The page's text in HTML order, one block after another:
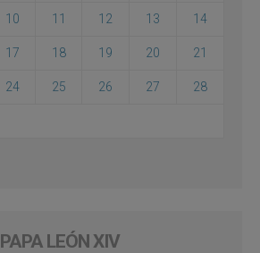
10 11 12 13 14
17 18 19 20 21
24 25 26 27 28
PAPA LEÓN XIV